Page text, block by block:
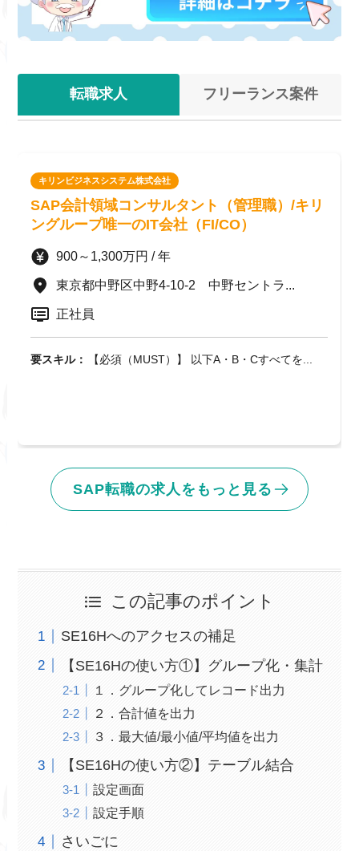
転職求人 フリーランス案件
キリンビジネスシステム株式会社
SAP会計領域コンサルタント（管理職）/キリ
ングループ唯一のIT会社（FI/CO）
900～1,300万円 / 年
東京都中野区中野4-10-2 中野セントラ...
正社員
要スキル： 【必須（MUST）】 以下A・B・Cすべてを...
SAP転職の求人をもっと見る
この記事のポイント
SE16Hへのアクセスの補足
【SE16Hの使い方①】グループ化・集計
１．グループ化してレコード出力
２．合計値を出力
３．最大値/最小値/平均値を出力
【SE16Hの使い方②】テーブル結合
設定画面
設定手順
さいごに